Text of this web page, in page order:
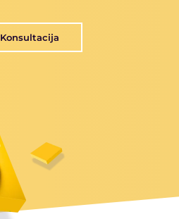
Konsultacija